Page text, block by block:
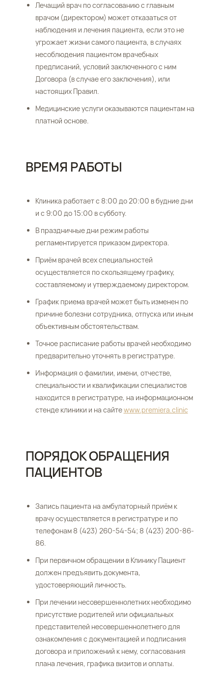
Лечащий врач по согласованию с главным
врачом (директором) может отказаться от
наблюдения и лечения пациента, если это не
угрожает жизни самого пациента, в случаях
несоблюдения пациентом врачебных
предписаний, условий заключенного с ним
Договора (в случае его заключения), или
настоящих Правил.
Медицинские услуги оказываются пациентам на
платной основе.
ВРЕМЯ РАБОТЫ
Клиника работает с 8:00 до 20:00 в будние дни
и с 9:00 до 15:00 в субботу.
В праздничные дни режим работы
регламентируется приказом директора.
Приём врачей всех специальностей
осуществляется по скользящему графику,
составляемому и утверждаемому директором.
График приема врачей может быть изменен по
причине болезни сотрудника, отпуска или иным
объективным обстоятельствам.
Точное расписание работы врачей необходимо
предварительно уточнять в регистратуре.
Информация о фамилии, имени, отчестве,
специальности и квалификации специалистов
находится в регистратуре, на информационном
стенде клиники и на сайтеwww.premiera.clinic
ПОРЯДОК ОБРАЩЕНИЯ
ПАЦИЕНТОВ
Запись пациента на амбулаторный приём к
врачу осуществляется в регистратуре и по
телефонам 8 (423) 260-54-54; 8 (423) 200-86-
86.
При первичном обращении в Клинику Пациент
должен предъявить документа,
удостоверяющий личность.
При лечении несовершеннолетних необходимо
присутствие родителей или официальных
представителей несовершеннолетнего для
ознакомления с документацией и подписания
договора и приложений к нему, согласования
плана лечения, графика визитов и оплаты.